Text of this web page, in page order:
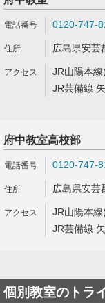
0120-747-
広島県安芸
JR山陽本
JR芸備線
府中教室高校部
0120-747-
広島県安芸
JR山陽本
JR芸備線
個別教室のトラ